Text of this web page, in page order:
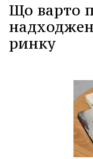
Що варто
ринку